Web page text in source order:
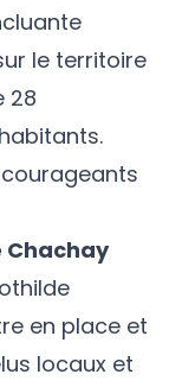
le territoire
28
Chachay
en place et
locaux et